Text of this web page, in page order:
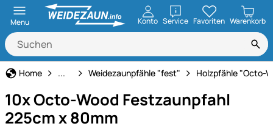
Menu Konto ServiceöffnenFavoriten Warenkorb
Home Weidezaun
... Weidezaunpfähle "fest" Holzpfähle "Octo-
10x Octo-Wood Festzaunpfahl
225cm x 80mm